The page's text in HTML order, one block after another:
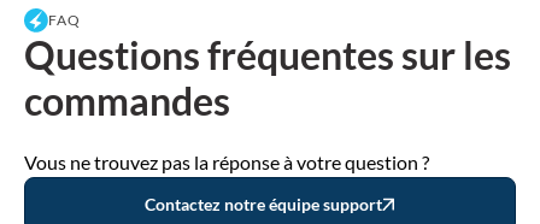
FAQ
Questions fréquentes sur les
commandes
Vous ne trouvez pas la réponse à votre question ?
Contactez notre équipe support